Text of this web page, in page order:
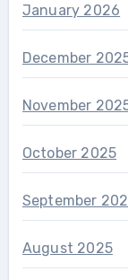
January 2026
December
November
October 2025
September
August 2025